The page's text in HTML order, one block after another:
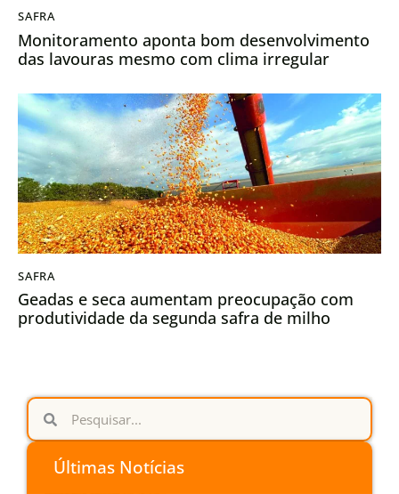
SAFRA
Monitoramento aponta bom desenvolvimento
das lavouras mesmo com clima irregular
SAFRA
Geadas e seca aumentam preocupação com
produtividade da segunda safra de milho
Últimas Notícias